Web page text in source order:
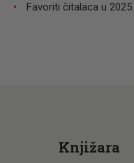
Favoriti čitalaca u 2025.
Knjižara